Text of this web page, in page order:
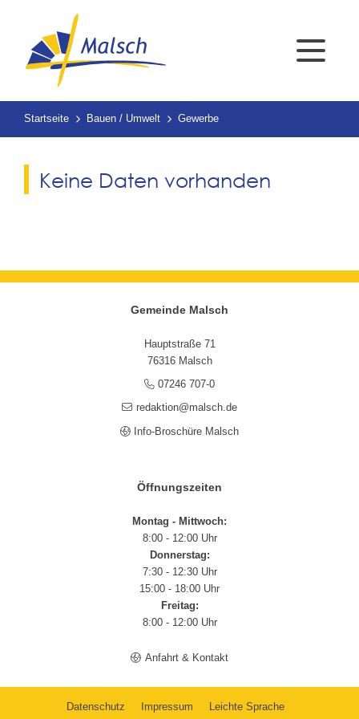
Startseite Bauen / Umwelt Gewerbe
Keine Daten vorhanden
Gemeinde Malsch
Hauptstraße 71
76316 Malsch
07246 707-0
redaktion@malsch.de
Info-Broschüre Malsch
Öffnungszeiten
Montag - Mittwoch:
8:00 - 12:00 Uhr
Donnerstag:
7:30 - 12:30 Uhr
15:00 - 18:00 Uhr
Freitag:
8:00 - 12:00 Uhr
Anfahrt & Kontakt
Datenschutz Impressum Leichte Sprache